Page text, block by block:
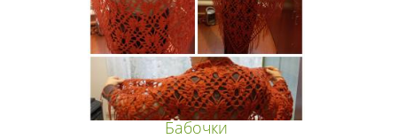
Бабочки